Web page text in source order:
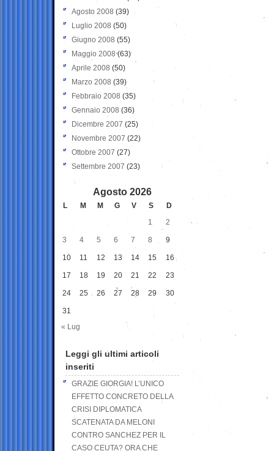
Agosto 2008 (39)
Luglio 2008 (50)
Giugno 2008 (55)
Maggio 2008(63)
Aprile 2008 (50)
Marzo 2008 (39)
Febbraio 2008 (35)
Gennaio 2008 (36)
Dicembre 2007 (25)
Novembre 2007 (22)
Ottobre 2007 (27)
Settembre 2007 (23)
Agosto 2026
L M M G V S
D
1
2
3 4 5 6 7 8 9
10 11 12 13 14 15 16
17 18 19 20 21 22 23
24 25 26 27 28 29 30
31
« Lug
Leggi gli ultimi articoli
inseriti
GRAZIE GIORGIA! L’UNICO
EFFETTO CONCRETO DELLA
CRISI DIPLOMATICA
SCATENATA DA MELONI
CONTRO SANCHEZ PER IL
CASO CEUTA? ORA CHE